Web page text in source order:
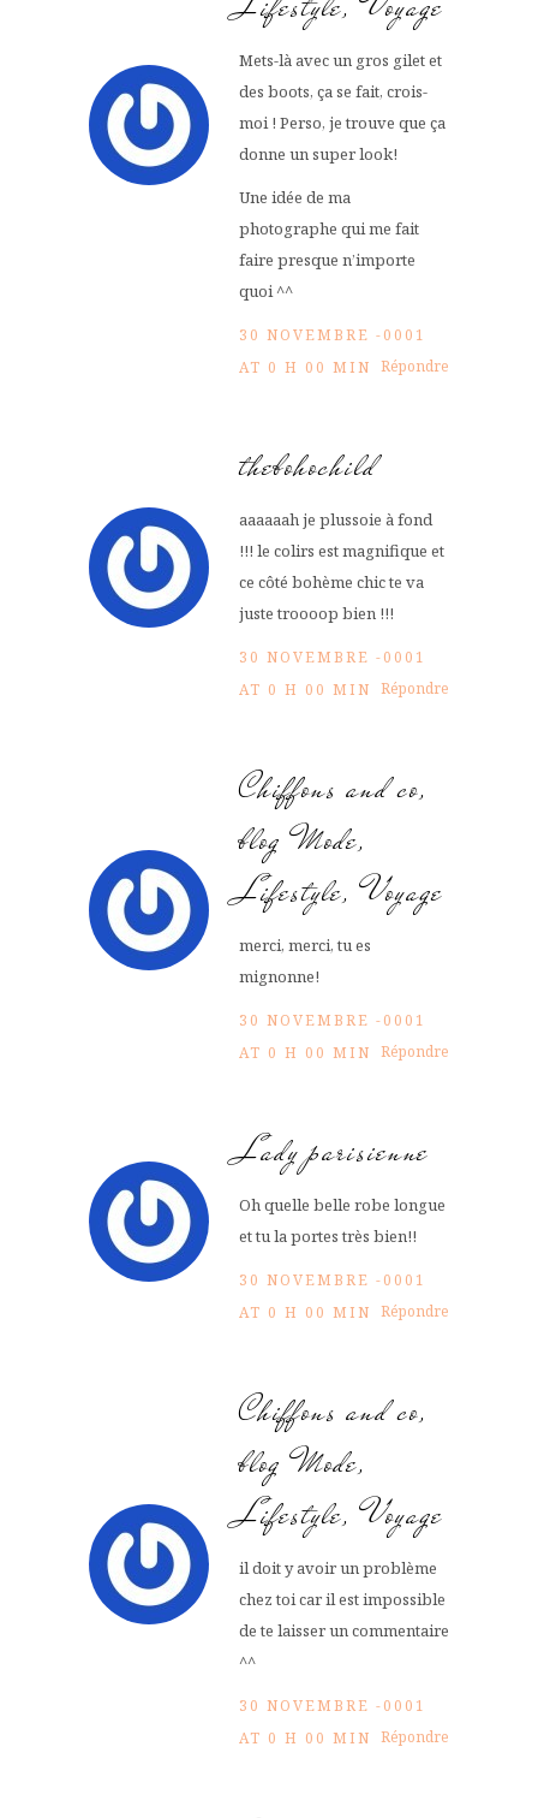
Mets-là avec un gros gilet et
des boots, ça se fait, crois-
moi ! Perso, je trouve que ça
donne un super look!
Une idée de ma
photographe qui me fait
faire presque n’importe
quoi ^^
30 NOVEMBRE -0001
AT 0 H 00 MIN Répondre
thebohochild
aaaaaah je plussoie à fond
!!! le colirs est magnifique et
ce côté bohème chic te va
juste troooop bien !!!
30 NOVEMBRE -0001
AT 0 H 00 MIN Répondre
Chiffons and co,
blog Mode,
Lifestyle, Voyage
merci, merci, tu es
mignonne!
30 NOVEMBRE -0001
AT 0 H 00 MIN Répondre
Lady parisienne
Oh quelle belle robe longue
et tu la portes très bien!!
30 NOVEMBRE -0001
AT 0 H 00 MIN Répondre
Chiffons and co,
blog Mode,
Lifestyle, Voyage
il doit y avoir un problème
chez toi car il est impossible
de te laisser un commentaire
^^
30 NOVEMBRE -0001
AT 0 H 00 MIN Répondre